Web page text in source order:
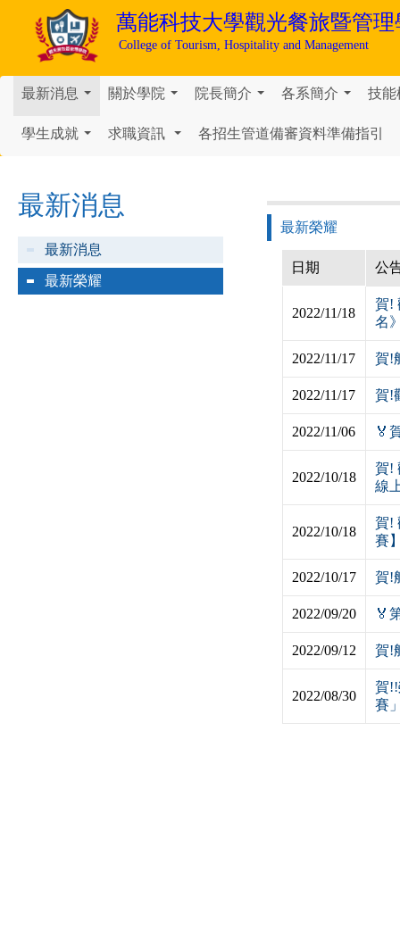
萬能科技大學觀光餐旅暨管理
College of Tourism, Hospitality and Management
最新消息 關於學院 院長簡介 各系簡介 技能
學生成就 求職資訊 各招生管道備審資料準備指引
最新消息
最新消息
最新榮耀
最新榮耀
日期 公
2022/11/18
賀!
名
2022/11/17 賀!
2022/11/17 賀!
2022/11/06 🏅️
2022/10/18
賀!
線
2022/10/18
賀!
賽
2022/10/17 賀!
2022/09/20 🏅️
2022/09/12 賀!
2022/08/30
賀!!
賽